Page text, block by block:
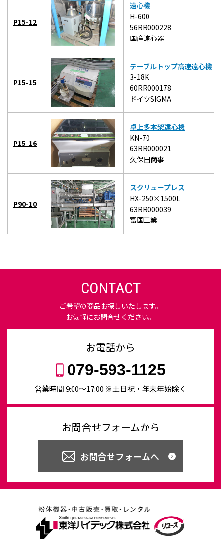
P15-12
遠心機
H-600
56RR000228
国産遠心器
P15-15
テーブルトップ高速遠心機
3-18K
60RR000178
ドイツSIGMA
P15-16
卓上多本架遠心機
KN-70
63RR000021
久保田商事
P90-10
スクリュープレス
HX-250×1500L
63RR000039
富国工業
CONTACT
ご希望の商品お探しいたします。
お気軽にお問合せください。
お電話から
079-593-1125
営業時間 9:00〜17:00 ※土日祝・年末年始除く
お問合せフォームから
お問合せフォームへ